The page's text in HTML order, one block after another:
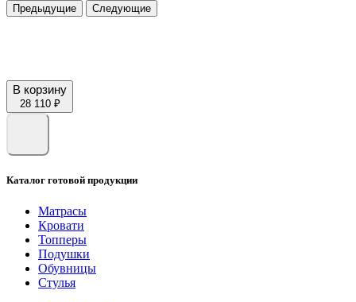
Предыдущие Следующие
В корзину
28 110 ₽
Каталог готовой продукции
Матрасы
Кровати
Топперы
Подушки
Обувницы
Стулья